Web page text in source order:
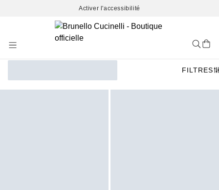
Activer l'accessibilité
Content
FILTRES